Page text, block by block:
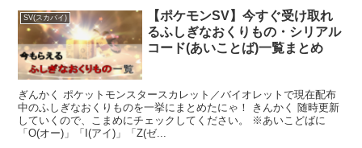
SV(スカバイ)
【ポケモンSV】今すぐ受け取れ
るふしぎなおくりもの・シリアル
コード(あいことば)一覧まとめ
ぎんかく ポケットモンスタースカレット／バイオレットで現在配布
中のふしぎなおくりものを一挙にまとめたにゃ！ きんかく 随時更新
していくので、こまめにチェックしてください。 ※あいこどばに
「O(オー)」「I(アイ)」「Z(ゼ...